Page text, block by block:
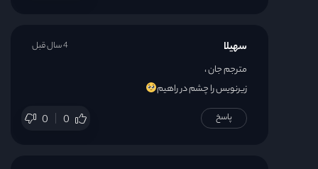
سهیلا
مترجم جان ،
زیرنویس را چشم در راهیم
0 0
4 سال قبل
پاسخ